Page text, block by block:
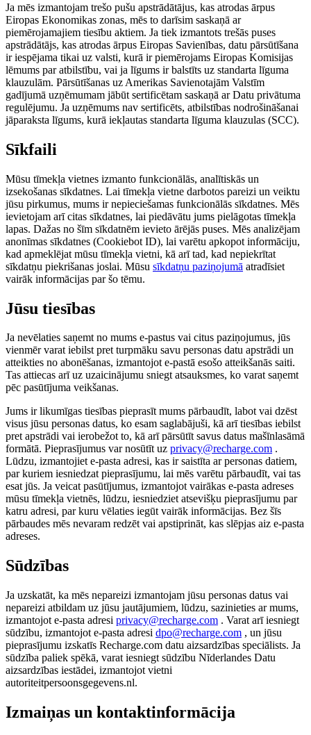
Ja mēs izmantojam trešo pušu apstrādātājus, kas atrodas ārpus
Eiropas Ekonomikas zonas, mēs to darīsim saskaņā ar
piemērojamajiem tiesību aktiem. Ja tiek izmantots trešās puses
apstrādātājs, kas atrodas ārpus Eiropas Savienības, datu pārsūtīšana
ir iespējama tikai uz valsti, kurā ir piemērojams Eiropas Komisijas
lēmums par atbilstību, vai ja līgums ir balstīts uz standarta līguma
klauzulām. Pārsūtīšanas uz Amerikas Savienotajām Valstīm
gadījumā uzņēmumam jābūt sertificētam saskaņā ar Datu privātuma
regulējumu. Ja uzņēmums nav sertificēts, atbilstības nodrošināšanai
jāparaksta līgums, kurā iekļautas standarta līguma klauzulas (SCC).
Sīkfaili
Mūsu tīmekļa vietnes izmanto funkcionālās, analītiskās un
izsekošanas sīkdatnes. Lai tīmekļa vietne darbotos pareizi un veiktu
jūsu pirkumus, mums ir nepieciešamas funkcionālās sīkdatnes. Mēs
ievietojam arī citas sīkdatnes, lai piedāvātu jums pielāgotas tīmekļa
lapas. Dažas no šīm sīkdatnēm ievieto ārējās puses. Mēs analizējam
anonīmas sīkdatnes (Cookiebot ID), lai varētu apkopot informāciju,
kad apmeklējat mūsu tīmekļa vietni, kā arī tad, kad nepiekrītat
sīkdatņu piekrišanas joslai. Mūsu sīkdatņu paziņojumā atradīsiet
vairāk informācijas par šo tēmu.
Jūsu tiesības
Ja nevēlaties saņemt no mums e-pastus vai citus paziņojumus, jūs
vienmēr varat iebilst pret turpmāku savu personas datu apstrādi un
atteikties no abonēšanas, izmantojot e-pastā esošo atteikšanās saiti.
Tas attiecas arī uz uzaicinājumu sniegt atsauksmes, ko varat saņemt
pēc pasūtījuma veikšanas.
Jums ir likumīgas tiesības pieprasīt mums pārbaudīt, labot vai dzēst
visus jūsu personas datus, ko esam saglabājuši, kā arī tiesības iebilst
pret apstrādi vai ierobežot to, kā arī pārsūtīt savus datus mašīnlasāmā
formātā. Pieprasījumus var nosūtīt uz privacy@recharge.com .
Lūdzu, izmantojiet e-pasta adresi, kas ir saistīta ar personas datiem,
par kuriem iesniedzat pieprasījumu, lai mēs varētu pārbaudīt, vai tas
esat jūs. Ja veicat pasūtījumus, izmantojot vairākas e-pasta adreses
mūsu tīmekļa vietnēs, lūdzu, iesniedziet atsevišķu pieprasījumu par
katru adresi, par kuru vēlaties iegūt vairāk informācijas. Bez šīs
pārbaudes mēs nevaram redzēt vai apstiprināt, kas slēpjas aiz e-pasta
adreses.
Sūdzības
Ja uzskatāt, ka mēs nepareizi izmantojam jūsu personas datus vai
nepareizi atbildam uz jūsu jautājumiem, lūdzu, sazinieties ar mums,
izmantojot e-pasta adresi privacy@recharge.com . Varat arī iesniegt
sūdzību, izmantojot e-pasta adresi dpo@recharge.com , un jūsu
pieprasījumu izskatīs Recharge.com datu aizsardzības speciālists. Ja
sūdzība paliek spēkā, varat iesniegt sūdzību Nīderlandes Datu
aizsardzības iestādei, izmantojot vietni
autoriteitpersoonsgegevens.nl.
Izmaiņas un kontaktinformācija